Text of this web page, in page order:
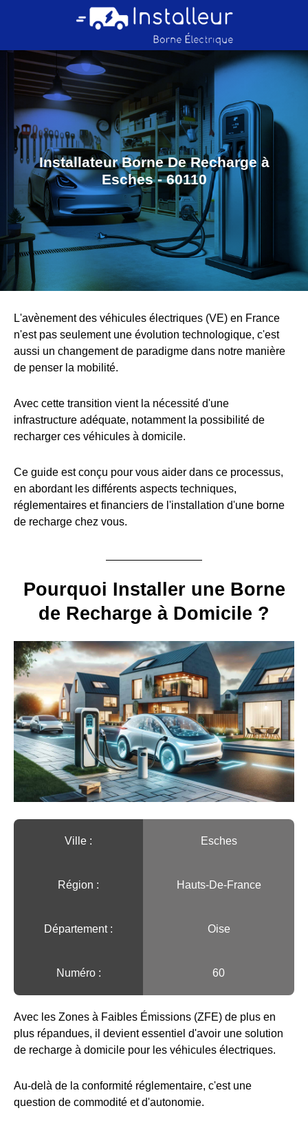
Installateur Borne De Recharge à
Esches - 60110
L'avènement des véhicules électriques (VE) en France
n'est pas seulement une évolution technologique, c'est
aussi un changement de paradigme dans notre manière
de penser la mobilité.
Avec cette transition vient la nécessité d'une
infrastructure adéquate, notamment la possibilité de
recharger ces véhicules à domicile.
Ce guide est conçu pour vous aider dans ce processus,
en abordant les différents aspects techniques,
réglementaires et financiers de l'installation d'une borne
de recharge chez vous.
Pourquoi Installer une Borne
de Recharge à Domicile ?
Ville :️ Esches
Région :️ Hauts-De-France
Département : Oise
Numéro : 60
Avec les Zones à Faibles Émissions (ZFE) de plus en
plus répandues, il devient essentiel d'avoir une solution
de recharge à domicile pour les véhicules électriques.
Au-delà de la conformité réglementaire, c'est une
question de commodité et d'autonomie.